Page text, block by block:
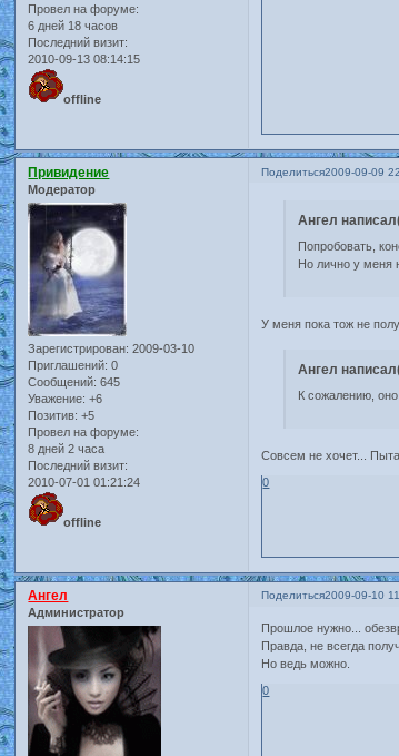
Провел на форуме:
6 дней 18 часов
Последний визит:
2010-09-13 08:14:15
offline
Поделиться2009-09-09
Привидение
Модератор
Зарегистрирован: 2009-03-10
Приглашений: 0
Сообщений: 645
Уважение: +6
Позитив: +5
Провел на форуме:
8 дней 2 часа
Последний визит:
2010-07-01 01:21:24
offline
Ангел
Попробовать,
Но лично у меня
У меня пока тож не
Ангел
К сожалению,
Совсем не хочет...
0
Поделиться2009-09-10
Ангел
Администратор
Прошлое нужно...
Правда, не всегда
Но ведь можно.
0